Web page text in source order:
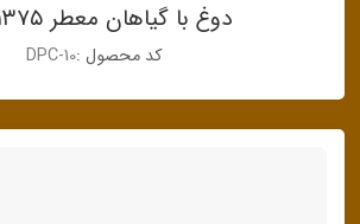
دوغ با گیاهان معطر ۱۳۷۵ گرم
کد محصول :DPC-10